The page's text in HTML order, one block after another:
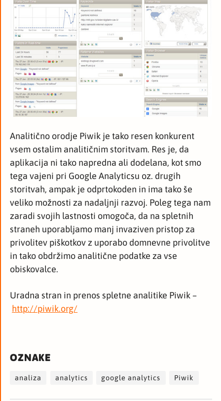
Analitično orodje Piwik je tako resen konkurent
vsem ostalim analitičnim storitvam. Res je, da
aplikacija ni tako napredna ali dodelana, kot smo
tega vajeni pri Google Analyticsu oz. drugih
storitvah, ampak je odprtokoden in ima tako še
veliko možnosti za nadaljnji razvoj. Poleg tega nam
zaradi svojih lastnosti omogoča, da na spletnih
straneh uporabljamo manj invaziven pristop za
privolitev piškotkov z uporabo domnevne privolitve
in tako obdržimo analitične podatke za vse
obiskovalce.
Uradna stran in prenos spletne analitike Piwik –
http://piwik.org/
OZNAKE
analiza analytics google analytics Piwik